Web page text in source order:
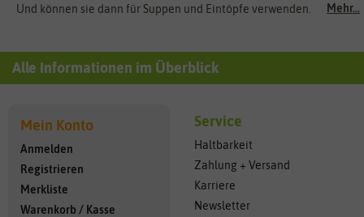
Mehr...
Und können sie dann für Suppen und Eintöpfe verwenden.
Alle Informationen im Überblick
Mein Konto
Anmelden
Registrieren
Merkliste
Warenkorb / Kasse
Service
Haltbarkeit
Zahlung + Versand
Karriere
Newsletter